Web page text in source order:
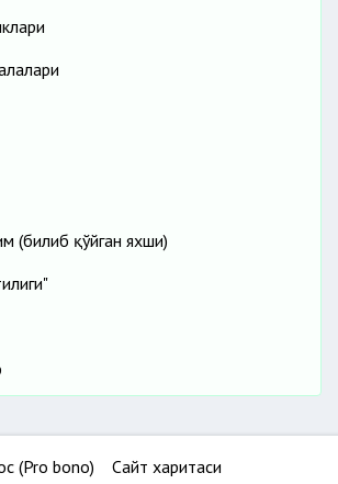
(билиб қўйган яхши)
(Pro bono)
Сайт харитаси